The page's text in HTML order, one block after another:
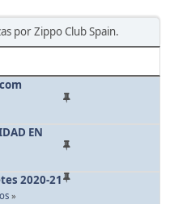
por Zippo Club Spain.
EN
2020-21
»